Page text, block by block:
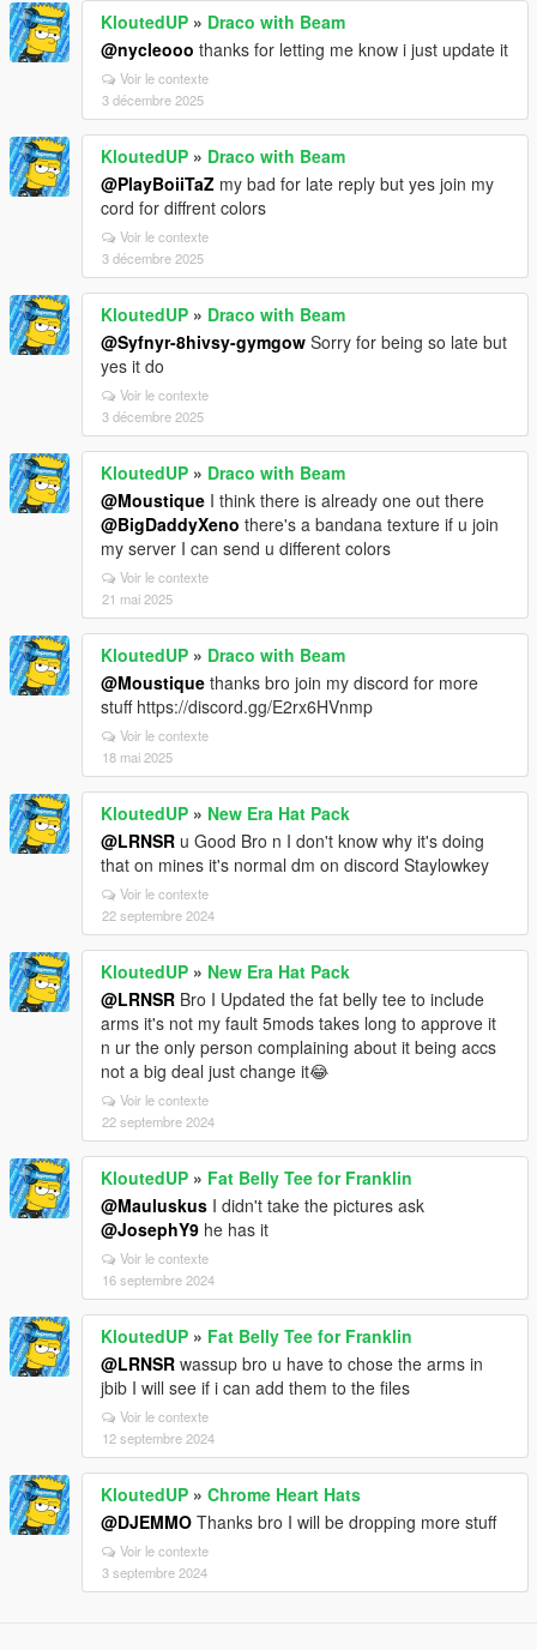
KloutedUP » Draco with Beam
@nycleooo thanks for letting me know i just update it
Voir le contexte
3 décembre 2025
KloutedUP » Draco with Beam
@PlayBoiiTaZ my bad for late reply but yes join my
cord for diffrent colors
Voir le contexte
3 décembre 2025
KloutedUP » Draco with Beam
@Syfnyr-8hivsy-gymgow Sorry for being so late but
yes it do
Voir le contexte
3 décembre 2025
KloutedUP » Draco with Beam
@Moustique I think there is already one out there
@BigDaddyXeno there's a bandana texture if u join
my server I can send u different colors
Voir le contexte
21 mai 2025
KloutedUP » Draco with Beam
@Moustique thanks bro join my discord for more
stuff https://discord.gg/E2rx6HVnmp
Voir le contexte
18 mai 2025
KloutedUP » New Era Hat Pack
@LRNSR u Good Bro n I don't know why it's doing
that on mines it's normal dm on discord Staylowkey
Voir le contexte
22 septembre 2024
KloutedUP » New Era Hat Pack
@LRNSR Bro I Updated the fat belly tee to include
arms it's not my fault 5mods takes long to approve it
n ur the only person complaining about it being accs
not a big deal just change it😂
Voir le contexte
22 septembre 2024
KloutedUP » Fat Belly Tee for Franklin
@Mauluskus I didn't take the pictures ask
@JosephY9 he has it
Voir le contexte
16 septembre 2024
KloutedUP » Fat Belly Tee for Franklin
@LRNSR wassup bro u have to chose the arms in
jbib I will see if i can add them to the files
Voir le contexte
12 septembre 2024
KloutedUP » Chrome Heart Hats
@DJEMMO Thanks bro I will be dropping more stuff
Voir le contexte
3 septembre 2024